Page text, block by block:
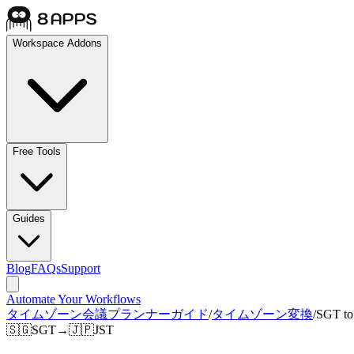
Workspace Addons
Free Tools
Guides
BlogFAQsSupport
Automate Your Workflows
タイムゾーン会議プランナーガイド/タイムゾーン変換/SGT
🇸🇬SGT→🇯🇵JST